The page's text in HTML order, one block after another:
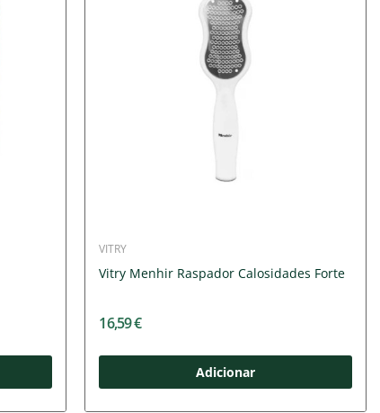
VITRY
Vitry Menhir Raspador Calosidades Forte
16,59 €
Adicionar